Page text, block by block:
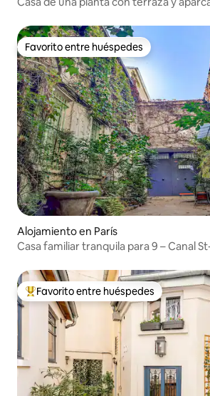
Favorito entre huéspedes
Favorito entre huéspedes
Alojamiento en París
Casa familiar tranquila para 9 – Canal
Favorito entre huéspedes preferido
Favorito entre huéspedes